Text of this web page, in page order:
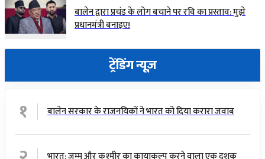
बालेन द्वारा प्रचंड के लोग बचाने पर रवि का प्रस्ताव: मुझे
प्रधानमंत्री बनाइए!
ट्रेंडिंग न्यूज़
१ बालेन सरकार के राजनयिकों ने भारत को दिया करारा जवाब